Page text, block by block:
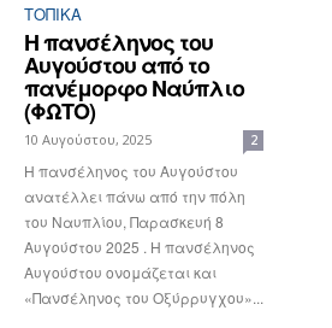
ΤΟΠΙΚΑ
Η πανσέληνος του
Αυγούστου από το
πανέμορφο Ναύπλιο
(ΦΩΤΟ)
10 Αυγούστου, 2025 2
Η πανσέληνος του Αυγούστου
ανατέλλει πάνω από την πόλη
του Ναυπλίου, Παρασκευή 8
Αυγούστου 2025 . Η πανσέληνος
Αυγούστου ονομάζεται και
«Πανσέληνος του Οξύρρυγχου»...